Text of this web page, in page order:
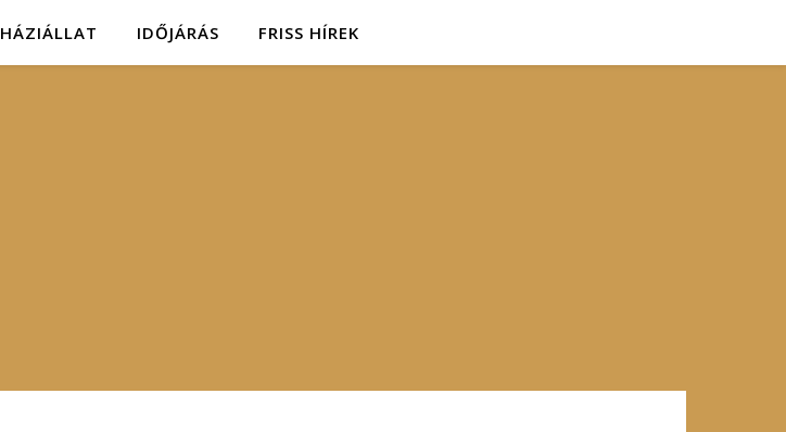
HÁZIÁLLAT IDŐJÁRÁS FRISS HÍREK